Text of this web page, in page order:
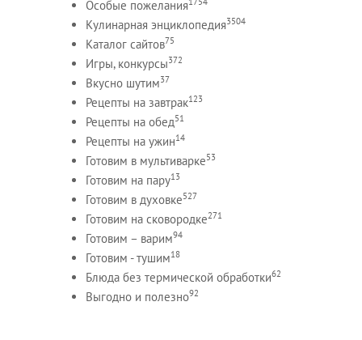
Особые пожелания
Кулинарная энциклопедия3504
Каталог сайтов75
Игры, конкурсы372
Вкусно шутим37
Рецепты на завтрак123
Рецепты на обед51
Рецепты на ужин14
Готовим в мультиварке53
Готовим на пару13
Готовим в духовке527
Готовим на сковородке271
Готовим – варим94
Готовим - тушим18
Блюда без термической обработки62
Выгодно и полезно92